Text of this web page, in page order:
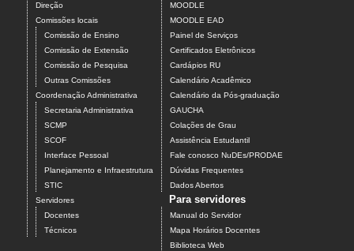
Direção
Comissões locais
Comissão de Ensino
Comissão de Extensão
Comissão de Pesquisa
Outras Comissões
Coordenação Administrativa
Secretaria Administrativa
SCMP
SCOF
Interface Pessoal
Planejamento e Infraestrutura
STIC
Servidores
Docentes
Técnicos
MOODLE
MOODLE EAD
Painel de Serviços
Certificados Eletrônicos
Cardápios RU
Calendário Acadêmico
Calendário da Pós-graduação
GAUCHA
Colações de Grau
Assistência Estudantil
Fale conosco NuDEs/PRODAE
Dúvidas Frequentes
Dados Abertos
Para servidores
Manual do Servidor
Mapa Horários Docentes
Biblioteca Web